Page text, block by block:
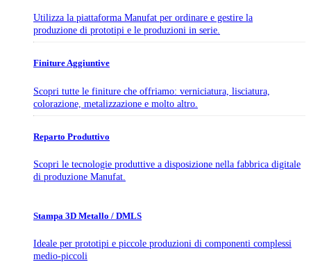
Utilizza la piattaforma Manufat per ordinare e gestire la
produzione di prototipi e le produzioni in serie.
Finiture Aggiuntive
Scopri tutte le finiture che offriamo: verniciatura, lisciatura,
colorazione, metalizzazione e molto altro.
Reparto Produttivo
Scopri le tecnologie produttive a disposizione nella fabbrica digitale
di produzione Manufat.
Stampa 3D Metallo / DMLS
Ideale per prototipi e piccole produzioni di componenti complessi
medio-piccoli